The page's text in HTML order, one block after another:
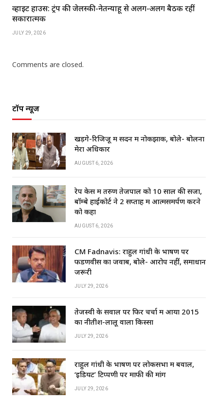
व्हाइट हाउस: ट्रंप की जेलेंस्की-नेतन्याहू से अलग-अलग बैठकें रहीं
सकारात्मक
JULY 29, 2026
Comments are closed.
टॉप न्यूज
खड़गे-रिजिजू में सदन में नोकझोंक, बोले- बोलना
मेरा अधिकार
AUGUST 6, 2026
रेप केस में तरुण तेजपाल को 10 साल की सजा,
बॉम्बे हाईकोर्ट ने 2 सप्ताह में आत्मसमर्पण करने
को कहा
AUGUST 6, 2026
CM Fadnavis: राहुल गांधी के भाषण पर
फडणवीस का जवाब, बोले- आरोप नहीं, समाधान
जरूरी
JULY 29, 2026
तेजस्वी के सवाल पर फिर चर्चा में आया 2015
का नीतीश-लालू वाला किस्सा
JULY 29, 2026
राहुल गांधी के भाषण पर लोकसभा में बवाल,
‘इडियट’ टिप्पणी पर माफी की मांग
JULY 29, 2026